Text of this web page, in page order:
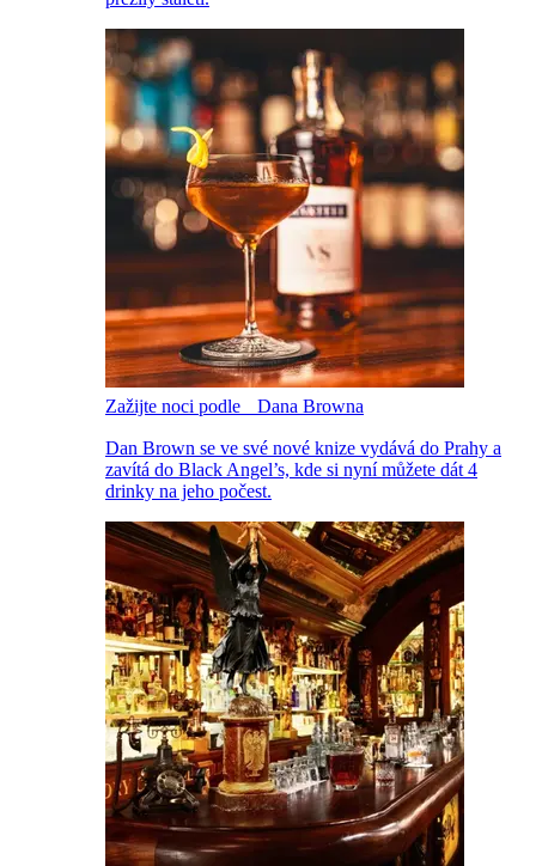
Zažijte noci podle Dana Browna
Dan Brown se ve své nové knize vydává do Prahy a
zavítá do Black Angel’s, kde si nyní můžete dát 4
drinky na jeho počest.